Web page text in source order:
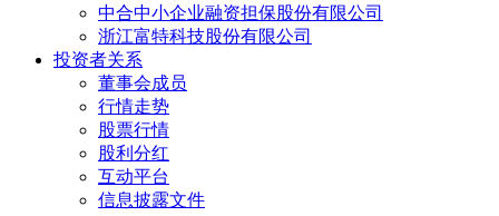
中合中小企业融资担保股份有限公司
浙江富特科技股份有限公司
投资者关系
董事会成员
行情走势
股票行情
股利分红
互动平台
信息披露文件